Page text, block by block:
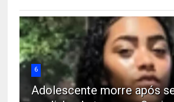
6
Adolescente morre após